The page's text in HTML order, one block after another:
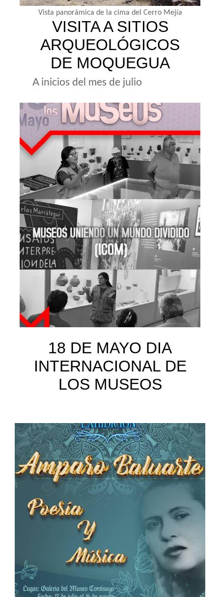
Vista panorámica de la cima del Cerro Mejía
VISITA A SITIOS
ARQUEOLÓGICOS
DE MOQUEGUA
A inicios del mes de julio
18 DE MAYO DIA
INTERNACIONAL DE
LOS MUSEOS